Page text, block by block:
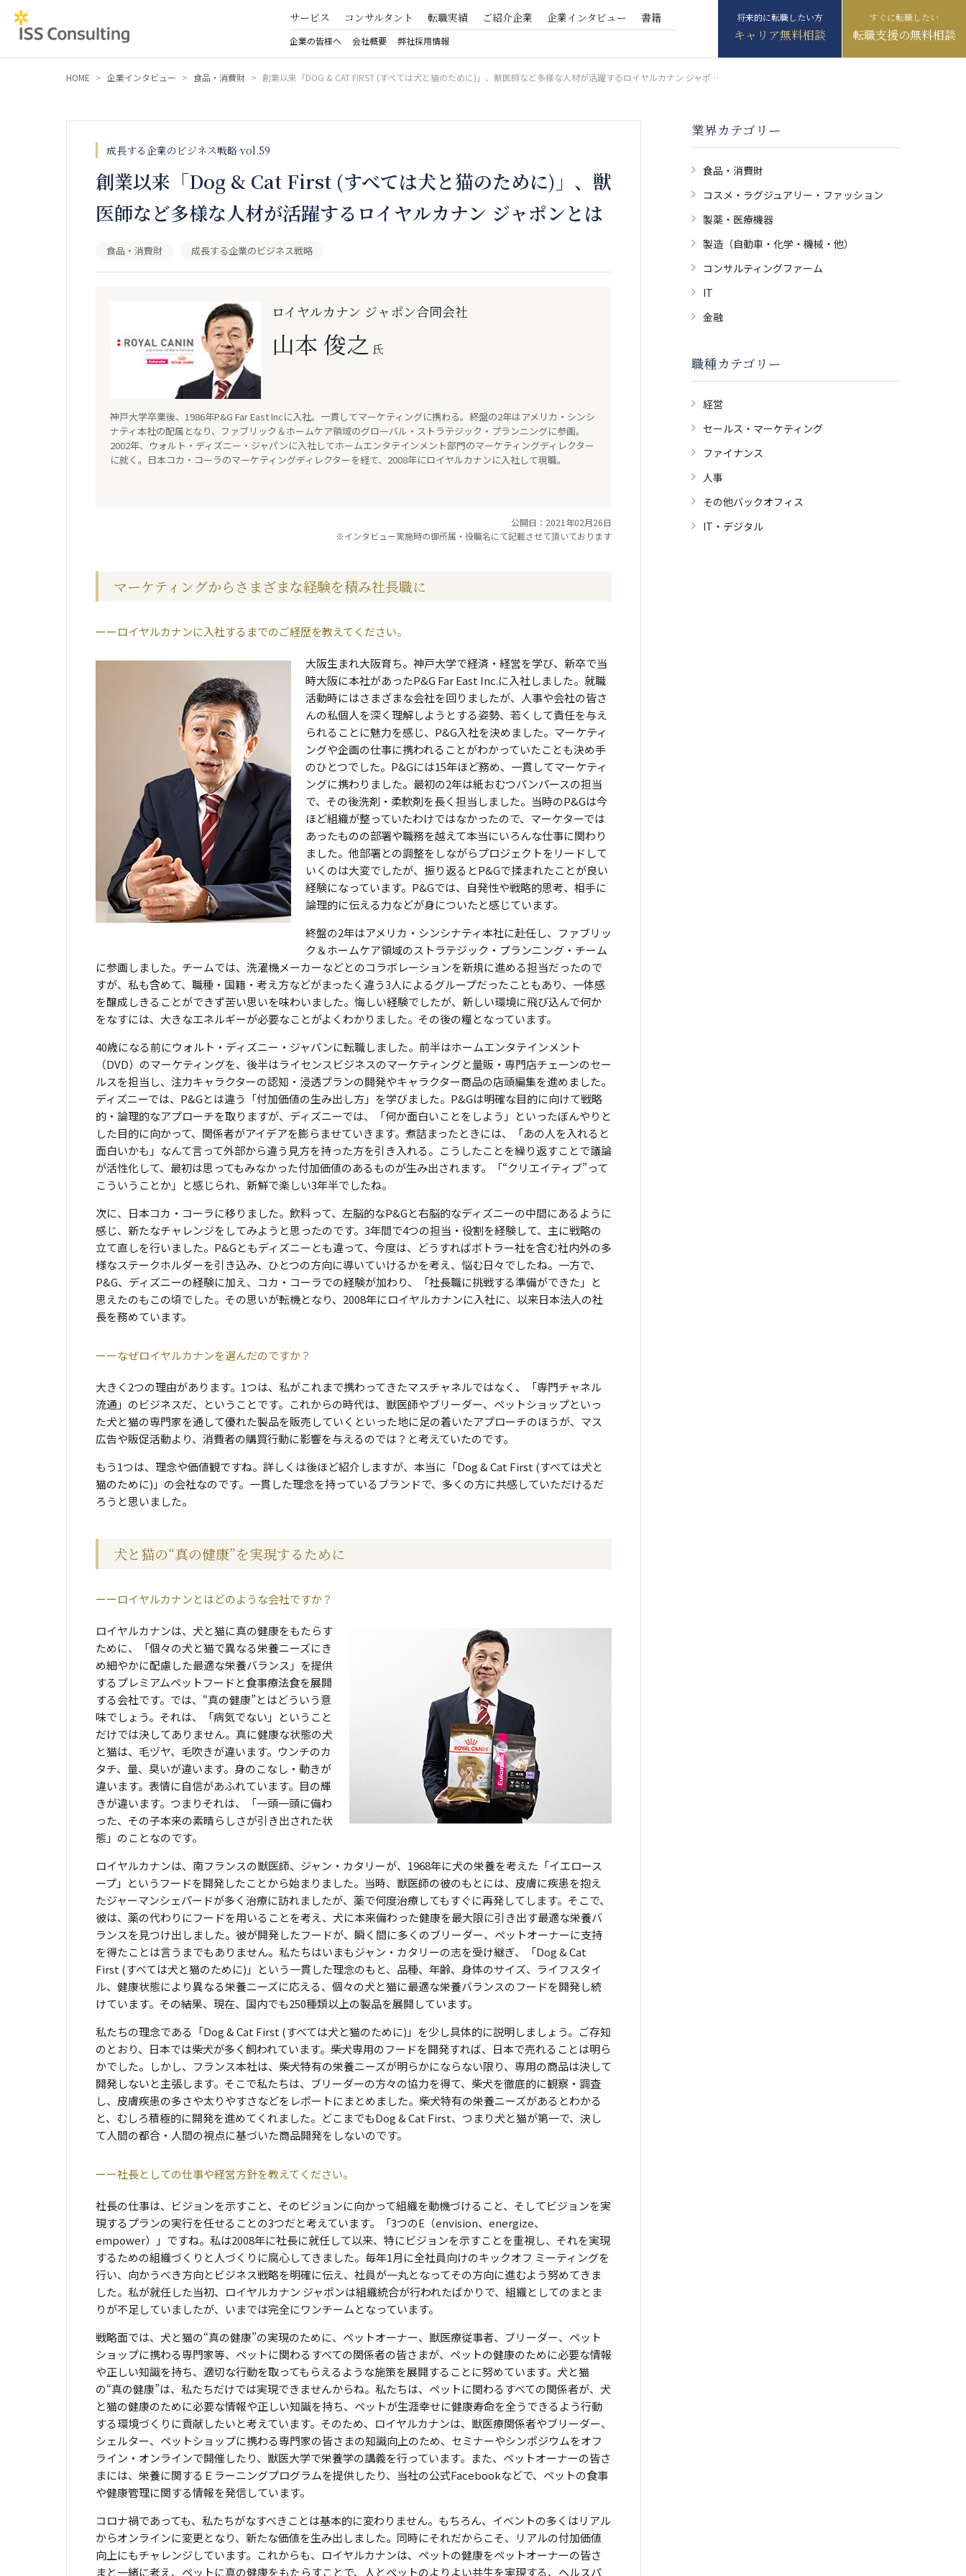
サービス コンサルタント 転職実績 ご紹介企業 企業インタビュー 書籍
企業の皆様へ 会社概要 弊社採用情報 キャリア無料相談 転職支援の無料相談
HOME 企業インタビュー 食品・消費財 創業以来「DOG & CAT FIRST (すべては犬と猫のために)」、獣医師など多様な人材が活躍するロイヤルカナン ジャポンとは
成長する企業のビジネス戦略 vol.59
創業以来「Dog & Cat First (すべては犬と猫のために)」、獣
医師など多様な人材が活躍するロイヤルカナン ジャポンとは
食品・消費財 成長する企業のビジネス戦略
ロイヤルカナン ジャポン合同会社
山本 俊之 氏
神戸大学卒業後、1986年P&G Far East Incに入社。一貫してマーケティングに携わる。終盤の2年はアメリカ・シンシ
ナティ本社の配属となり、ファブリック＆ホームケア領域のグローバル・ストラテジック・プランニングに参画。
2002年、ウォルト・ディズニー・ジャパンに入社してホームエンタテインメント部門のマーケティングディレクター
に就く。日本コカ・コーラのマーケティングディレクターを経て、2008年にロイヤルカナンに入社して現職。
公開日：2021年02月26日
※インタビュー実施時の御所属・役職名にて記載させて頂いております
マーケティングからさまざまな経験を積み社長職に
ロイヤルカナンに入社するまでのご経歴を教えてください。
大阪生まれ大阪育ち。神戸大学で経済・経営を学び、新卒で当
時大阪に本社があったP&G Far East Inc.に入社しました。就職
活動時にはさまざまな会社を回りましたが、人事や会社の皆さ
んの私個人を深く理解しようとする姿勢、若くして責任を与え
られることに魅力を感じ、P&G入社を決めました。マーケティ
ングや企画の仕事に携われることがわかっていたことも決め手
のひとつでした。P&Gには15年ほど務め、一貫してマーケティ
ングに携わりました。最初の2年は紙おむつパンパースの担当
で、その後洗剤・柔軟剤を長く担当しました。当時のP&Gは今
ほど組織が整っていたわけではなかったので、マーケターでは
あったものの部署や職務を越えて本当にいろんな仕事に関わり
ました。他部署との調整をしながらプロジェクトをリードして
いくのは大変でしたが、振り返るとP&Gで揉まれたことが良い
経験になっています。P&Gでは、自発性や戦略的思考、相手に
論理的に伝える力などが身についたと感じています。
終盤の2年はアメリカ・シンシナティ本社に赴任し、ファブリッ
ク＆ホームケア領域のストラテジック・プランニング・チーム
に参画しました。チームでは、洗濯機メーカーなどとのコラボレーションを新規に進める担当だったので
すが、私も含めて、職種・国籍・考え方などがまったく違う3人によるグループだったこともあり、一体感
を醸成しきることができず苦い思いを味わいました。悔しい経験でしたが、新しい環境に飛び込んで何か
をなすには、大きなエネルギーが必要なことがよくわかりました。その後の糧となっています。
40歳になる前にウォルト・ディズニー・ジャパンに転職しました。前半はホームエンタテインメント
（DVD）のマーケティングを、後半はライセンスビジネスのマーケティングと量販・専門店チェーンのセー
ルスを担当し、注力キャラクターの認知・浸透プランの開発やキャラクター商品の店頭編集を進めました。
ディズニーでは、P&Gとは違う「付加価値の生み出し方」を学びました。P&Gは明確な目的に向けて戦略
的・論理的なアプローチを取りますが、ディズニーでは、「何か面白いことをしよう」といったぼんやりと
した目的に向かって、関係者がアイデアを膨らませていきます。煮詰まったときには、「あの人を入れると
面白いかも」なんて言って外部から違う見方を持った方を引き入れる。こうしたことを繰り返すことで議論
が活性化して、最初は思ってもみなかった付加価値のあるものが生み出されます。「“クリエイティブ”って
こういうことか」と感じられ、新鮮で楽しい3年半でしたね。
次に、日本コカ・コーラに移りました。飲料って、左脳的なP&Gと右脳的なディズニーの中間にあるように
感じ、新たなチャレンジをしてみようと思ったのです。3年間で4つの担当・役割を経験して、主に戦略の
立て直しを行いました。P&Gともディズニーとも違って、今度は、どうすればボトラー社を含む社内外の多
様なステークホルダーを引き込み、ひとつの方向に導いていけるかを考え、悩む日々でしたね。一方で、
P&G、ディズニーの経験に加え、コカ・コーラでの経験が加わり、「社長職に挑戦する準備ができた」と
思えたのもこの頃でした。その思いが転機となり、2008年にロイヤルカナンに入社に、以来日本法人の社
長を務めています。
なぜロイヤルカナンを選んだのですか？
大きく2つの理由があります。1つは、私がこれまで携わってきたマスチャネルではなく、「専門チャネル
流通」のビジネスだ、ということです。これからの時代は、獣医師やブリーダー、ペットショップといっ
た犬と猫の専門家を通して優れた製品を販売していくといった地に足の着いたアプローチのほうが、マス
広告や販促活動より、消費者の購買行動に影響を与えるのでは？と考えていたのです。
もう1つは、理念や価値観ですね。詳しくは後ほど紹介しますが、本当に「Dog & Cat First (すべては犬と
猫のために)」の会社なのです。一貫した理念を持っているブランドで、多くの方に共感していただけるだ
ろうと思いました。
犬と猫の“真の健康”を実現するために
ロイヤルカナンとはどのような会社ですか？
ロイヤルカナンは、犬と猫に真の健康をもたらす
ために、「個々の犬と猫で異なる栄養ニーズにき
め細やかに配慮した最適な栄養バランス」を提供
するプレミアムペットフードと食事療法食を展開
する会社です。では、“真の健康”とはどういう意
味でしょう。それは、「病気でない」ということ
だけでは決してありません。真に健康な状態の犬
と猫は、毛ヅヤ、毛吹きが違います。ウンチのカ
タチ、量、臭いが違います。身のこなし・動きが
違います。表情に自信があふれています。目の輝
きが違います。つまりそれは、「一頭一頭に備わ
った、その子本来の素晴らしさが引き出された状
態」のことなのです。
ロイヤルカナンは、南フランスの獣医師、ジャン・カタリーが、1968年に犬の栄養を考えた「イエロース
ープ」というフードを開発したことから始まりました。当時、獣医師の彼のもとには、皮膚に疾患を抱え
たジャーマンシェパードが多く治療に訪れましたが、薬で何度治療してもすぐに再発してします。そこで、
彼は、薬の代わりにフードを用いることを考え、犬に本来備わった健康を最大限に引き出す最適な栄養バ
ランスを見つけ出しました。彼が開発したフードが、瞬く間に多くのブリーダー、ペットオーナーに支持
を得たことは言うまでもありません。私たちはいまもジャン・カタリーの志を受け継ぎ、「Dog & Cat
First (すべては犬と猫のために)」という一貫した理念のもと、品種、年齢、身体のサイズ、ライフスタイ
ル、健康状態により異なる栄養ニーズに応える、個々の犬と猫に最適な栄養バランスのフードを開発し続
けています。その結果、現在、国内でも250種類以上の製品を展開しています。
私たちの理念である「Dog & Cat First (すべては犬と猫のために)」を少し具体的に説明しましょう。ご存知
のとおり、日本では柴犬が多く飼われています。柴犬専用のフードを開発すれば、日本で売れることは明ら
かでした。しかし、フランス本社は、柴犬特有の栄養ニーズが明らかにならない限り、専用の商品は決して
開発しないと主張します。そこで私たちは、ブリーダーの方々の協力を得て、柴犬を徹底的に観察・調査
し、皮膚疾患の多さや太りやすさなどをレポートにまとめました。柴犬特有の栄養ニーズがあるとわかる
と、むしろ積極的に開発を進めてくれました。どこまでもDog & Cat First、つまり犬と猫が第一で、決し
て人間の都合・人間の視点に基づいた商品開発をしないのです。
社長としての仕事や経営方針を教えてください。
社長の仕事は、ビジョンを示すこと、そのビジョンに向かって組織を動機づけること、そしてビジョンを実
現するプランの実行を任せることの3つだと考えています。「3つのE（envision、energize、
empower）」ですね。私は2008年に社長に就任して以来、特にビジョンを示すことを重視し、それを実現
するための組織づくりと人づくりに腐心してきました。毎年1月に全社員向けのキックオフ ミーティングを
行い、向かうべき方向とビジネス戦略を明確に伝え、社員が一丸となってその方向に進むよう努めてきま
した。私が就任した当初、ロイヤルカナン ジャポンは組織統合が行われたばかりで、組織としてのまとま
りが不足していましたが、いまでは完全にワンチームとなっています。
戦略面では、犬と猫の“真の健康”の実現のために、ペットオーナー、獣医療従事者、ブリーダー、ペット
ショップに携わる専門家等、ペットに関わるすべての関係者の皆さまが、ペットの健康のために必要な情報
や正しい知識を持ち、適切な行動を取ってもらえるような施策を展開することに努めています。犬と猫
の“真の健康”は、私たちだけでは実現できませんからね。私たちは、ペットに関わるすべての関係者が、犬
と猫の健康のために必要な情報や正しい知識を持ち、ペットが生涯幸せに健康寿命を全うできるよう行動
する環境づくりに貢献したいと考えています。そのため、ロイヤルカナンは、獣医療関係者やブリーダー、
シェルター、ペットショップに携わる専門家の皆さまの知識向上のため、セミナーやシンポジウムをオフ
ライン・オンラインで開催したり、獣医大学で栄養学の講義を行っています。また、ペットオーナーの皆さ
まには、栄養に関するＥラーニングプログラムを提供したり、当社の公式Facebookなどで、ペットの食事
や健康管理に関する情報を発信しています。
コロナ禍であっても、私たちがなすべきことは基本的に変わりません。もちろん、イベントの多くはリアル
からオンラインに変更となり、新たな価値を生み出しました。同時にそれだからこそ、リアルの付加価値
向上にもチャレンジしています。これからも、ロイヤルカナンは、ペットの健康をペットオーナーの皆さ
まと一緒に考え、ペットに真の健康をもたらすことで、人とペットのよりよい共生を実現する、ヘルスパ
業界カテゴリー
食品・消費財
コスメ・ラグジュアリー・ファッション
製薬・医療機器
製造（自動車・化学・機械・他）
コンサルティングファーム
IT
金融
職種カテゴリー
経営
セールス・マーケティング
ファイナンス
人事
その他バックオフィス
IT・デジタル